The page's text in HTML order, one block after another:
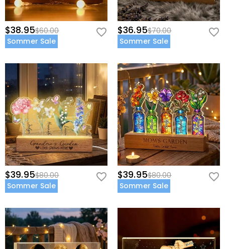
$38.95$60.00
Sommer Sale
$36.95$70.00
Sommer Sale
$39.95$80.00
Sommer Sale
$39.95$80.00
Sommer Sale